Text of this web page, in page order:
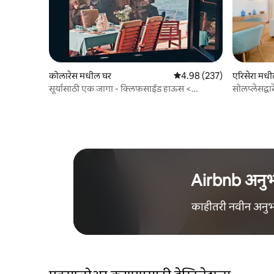
कोलारेस मधील घर 5 पैकी 4.98 सरासरी रेटिंग,
4.98 (237)
सूर्यासाठी एक जागा - क्लिफसाईड हाऊस <
एरिसेरा
Airbnb
काहीतरी नवीन